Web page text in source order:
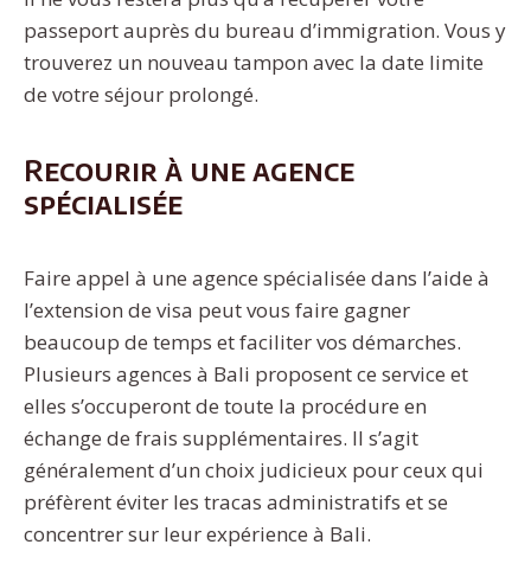
passeport auprès du bureau d’immigration. Vous y
trouverez un nouveau tampon avec la date limite
de votre séjour prolongé.
Recourir à une agence
spécialisée
Faire appel à une agence spécialisée dans l’aide à
l’extension de visa peut vous faire gagner
beaucoup de temps et faciliter vos démarches.
Plusieurs agences à Bali proposent ce service et
elles s’occuperont de toute la procédure en
échange de frais supplémentaires. Il s’agit
généralement d’un choix judicieux pour ceux qui
préfèrent éviter les tracas administratifs et se
concentrer sur leur expérience à Bali.